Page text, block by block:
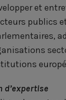
et
publics
d’expertise